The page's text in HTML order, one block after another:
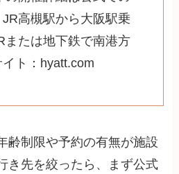
高槻駅から大阪駅乗
または地下鉄で南港方
ト：hyatt.com
齢制限や予約の有無が施設
き先を絞ったら、まず公式